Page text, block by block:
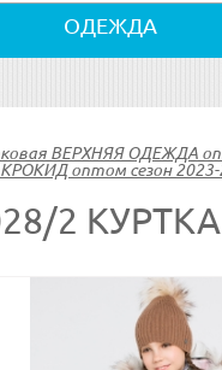
ОДЕЖДА
ВЕРХНЯЯ ОДЕЖДА
оптом сезон 2023-
2